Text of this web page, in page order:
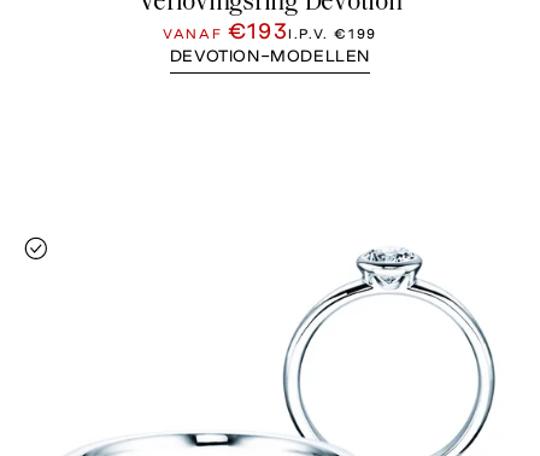
VANAF €193I.P.V.€199
DEVOTION-MODELLEN